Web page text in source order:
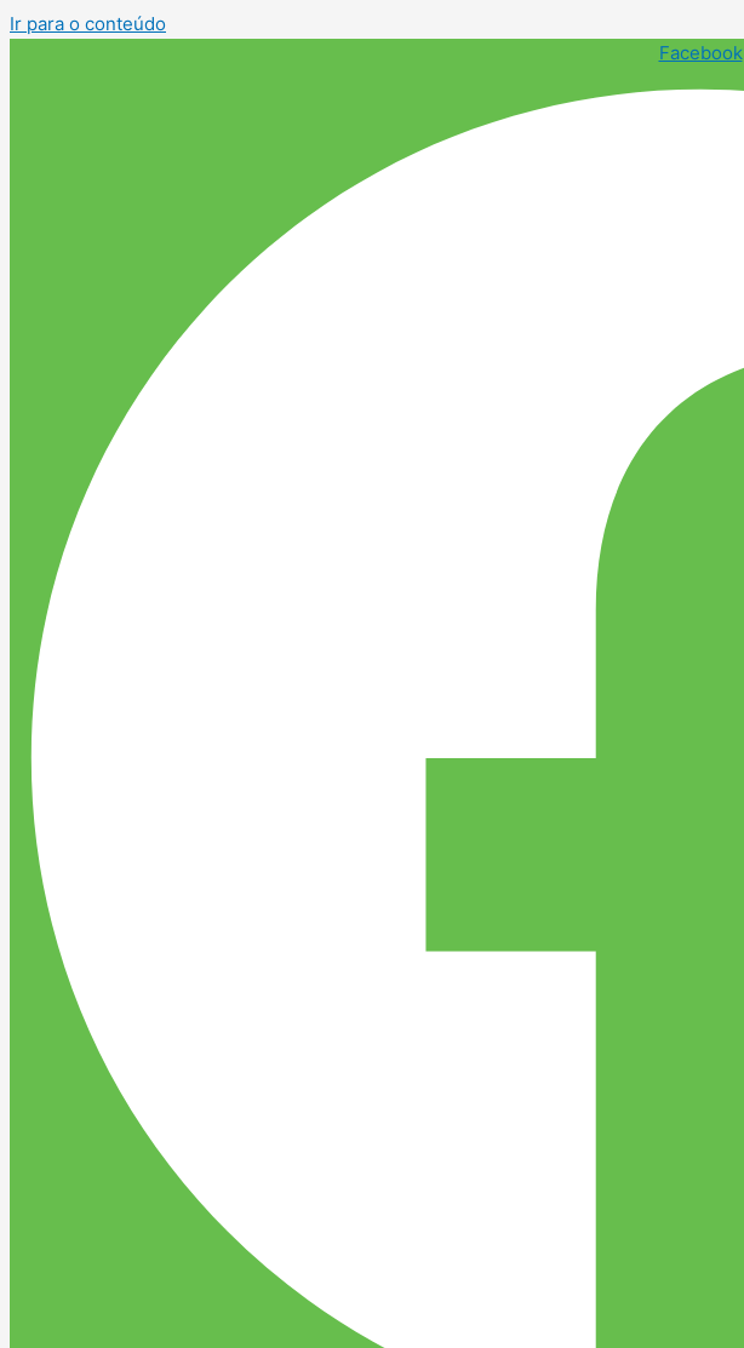
Ir para o conteúdo
Facebook